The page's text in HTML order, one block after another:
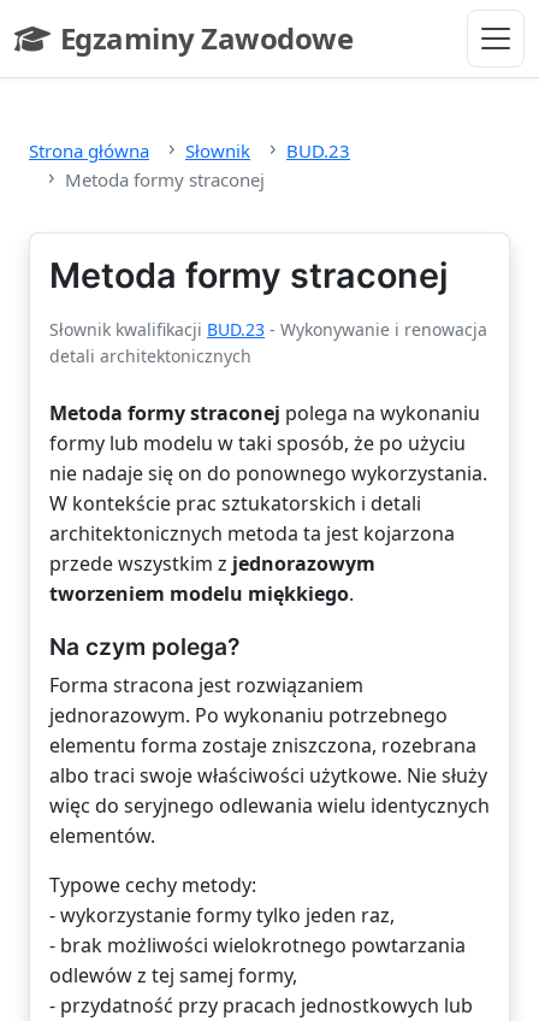
Egzaminy Zawodowe
- strona główna
Strona główna Słownik
BUD.23
Metoda formy straconej
Metoda formy straconej
Słownik kwalifikacji BUD.23 - Wykonywanie i renowacja
detali architektonicznych
Metoda formy straconej polega na wykonaniu
formy lub modelu w taki sposób, że po użyciu
nie nadaje się on do ponownego wykorzystania.
W kontekście prac sztukatorskich i detali
architektonicznych metoda ta jest kojarzona
przede wszystkim z jednorazowym
tworzeniem modelu miękkiego.
Na czym polega?
Forma stracona jest rozwiązaniem
jednorazowym. Po wykonaniu potrzebnego
elementu forma zostaje zniszczona, rozebrana
albo traci swoje właściwości użytkowe. Nie służy
więc do seryjnego odlewania wielu identycznych
elementów.
Typowe cechy metody:
- wykorzystanie formy tylko jeden raz,
- brak możliwości wielokrotnego powtarzania
odlewów z tej samej formy,
- przydatność przy pracach jednostkowych lub